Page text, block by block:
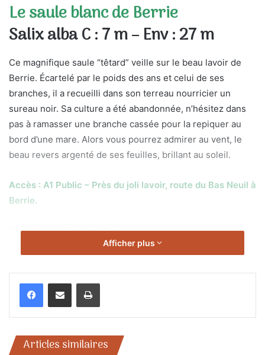
Le saule blanc de Berrie
Salix alba C : 7 m – Env : 27 m
Ce magnifique saule “têtard” veille sur le beau lavoir de
Berrie. Écartelé par le poids des ans et celui de ses
branches, il a recueilli dans son terreau nourricier un
sureau noir. Sa culture a été abandonnée, n’hésitez dans
pas à ramasser une branche cassée pour la repiquer au
bord d’une mare. Alors vous pourrez admirer au vent, le
beau revers argenté de ses feuilles, brillant au soleil.
Accès : A1 Public – Près du joli lavoir, route du Bas Neuil à
Berrie.
Consultez la fiche du Saule
Afficher plus
Articles similaires